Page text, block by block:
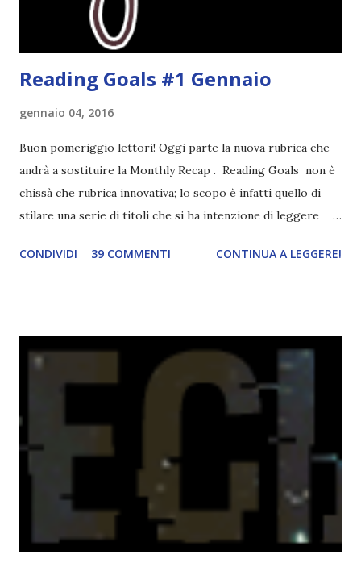
partecipare Per partecipare non dovete fare altro che
Reading Goals #1 Gennaio
gennaio 04, 2016
Buon pomeriggio lettori! Oggi parte la nuova rubrica che
andrà a sostituire la Monthly Recap . Reading Goals non è
chissà che rubrica innovativa; lo scopo è infatti quello di
stilare una serie di titoli che si ha intenzione di leggere
una rubrica per tenere sotto controllo le reading
spaziare con i generi letterari e non limitarmi al fantasy.
Per farvi un esempio nel 2015 mi sembra di aver letto
troppi libri impegnativi e davvero pochi libri "leggeri", il
che non è sempre un bene. Credo che sia stata la principale
causa per il mio calo di letture. Comunque, ogni mese -
nessun giorno fisso, però - pubblicherò questo post.
Spero che la rubrica sia di vostro gradimento. GENNAIO
TBR+OBIETTIVI Questa è la mia tbr del mese...
CONDIVIDI 39 COMMENTI CONTINUA A LEGGERE!